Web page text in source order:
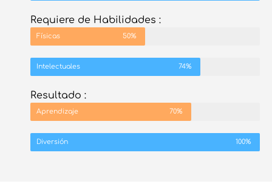
Requiere de Habilidades :
Físicas 50%
Intelectuales 74%
Resultado :
Aprendizaje 70%
Diversión 100%